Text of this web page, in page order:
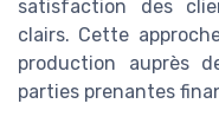
satisfaction des
clairs. Cette
production auprès
parties prenantes